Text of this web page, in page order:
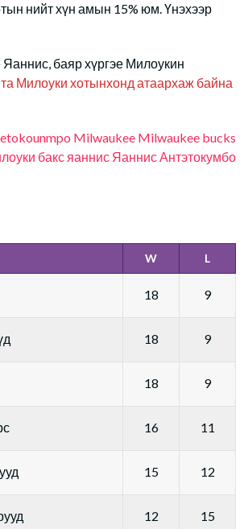
нийт хүн амын 15% юм. Үнэхээр
баяр хүргэе Милоукин
Милоуки хотынхонд атаархаж байна
Milwaukee Milwaukee bucks
бакс яаннис Яаннис Антэтокумбо
W L
18 9
18 9
18 9
16 11
15 12
12 15